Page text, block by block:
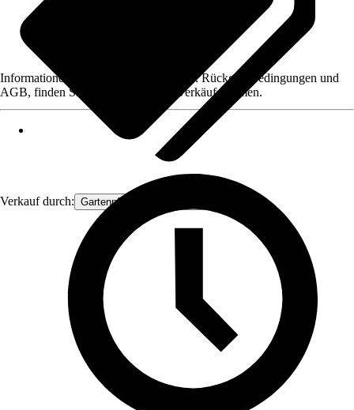
Verkauf durch: Gartenpflanzen Ammerland
Informationen des Verkäufers, wie z. B. Rückgabebedingungen und
AGB, finden Sie bei Klick auf den Verkäufernamen.